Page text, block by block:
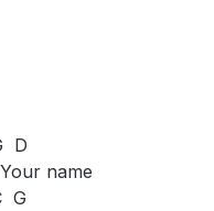
D
name